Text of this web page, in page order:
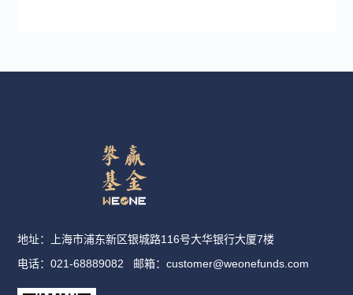
地址：上海市浦东新区银城路116号大华银行大厦7楼
电话：021-68889082 邮箱：customer@weonefunds.com